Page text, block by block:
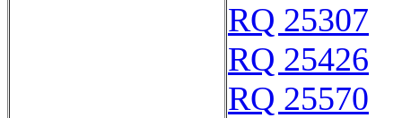
RQ 25307
RQ 25426
RQ 25570